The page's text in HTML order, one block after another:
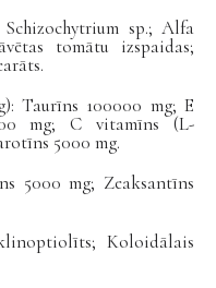
Schizochytrium sp.; Alfa
tomātu izspaidas;
Taurīns 100000 mg; E
mg; C vitamīns (L-
5000 mg.
5000 mg; Zeaksantīns
Koloidālais